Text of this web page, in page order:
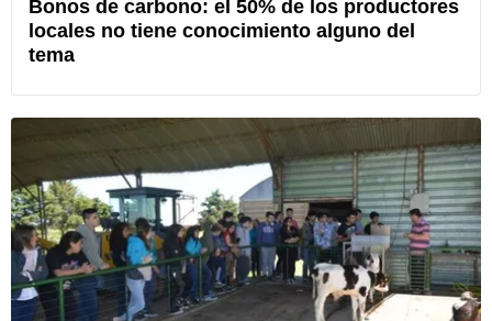
Bonos de carbono: el 50% de los productores
locales no tiene conocimiento alguno del
tema